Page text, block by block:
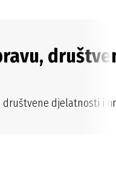
društvene djelatnosti i